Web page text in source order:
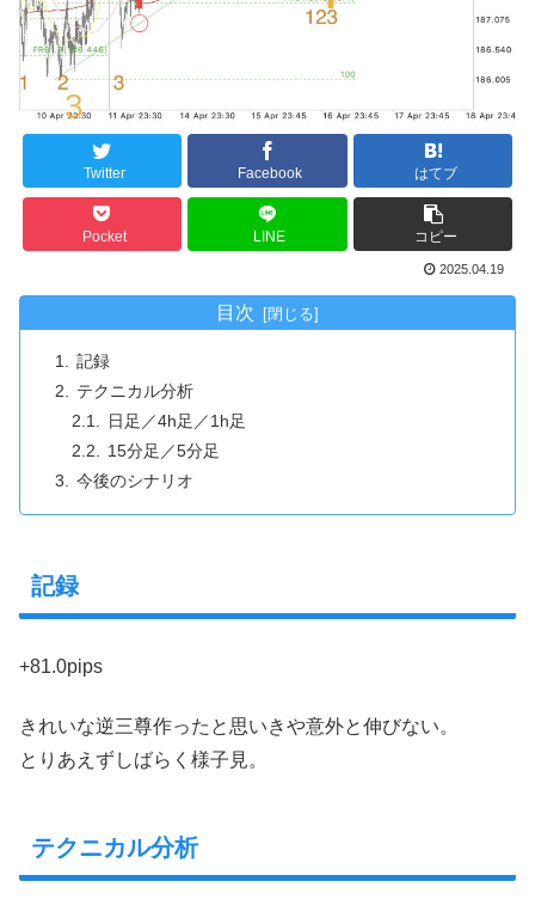
Twitter Facebook はてブ
Pocket LINE コピー
2025.04.19
目次
記録
テクニカル分析
日足／4h足／1h足
15分足／5分足
今後のシナリオ
記録
+81.0pips
きれいな逆三尊作ったと思いきや意外と伸びない。
とりあえずしばらく様子見。
テクニカル分析